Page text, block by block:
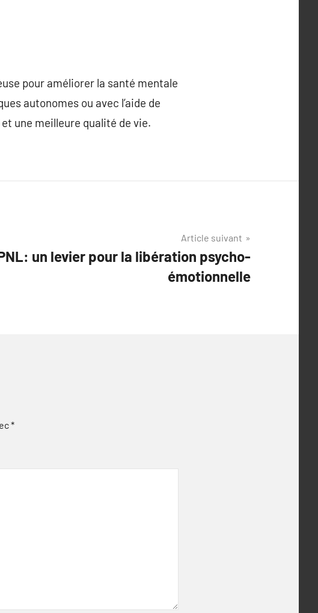
pour améliorer la santé mentale
autonomes ou avec l’aide de
une meilleure qualité de vie.
Article suivant
un levier pour la libération psycho-
émotionnelle
*